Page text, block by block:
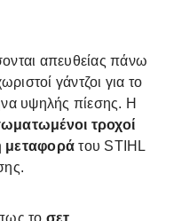
απευθείας πάνω
γάντζοι για το
υψηλής πίεσης. Η
τροχοί
μεταφορά του STIHL
το σετ